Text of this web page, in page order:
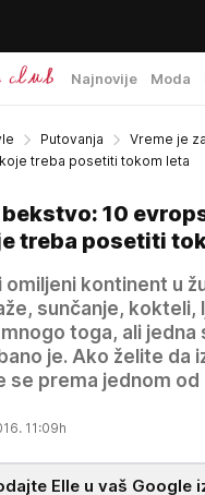
Najnovije Moda
Putovanja
Vreme je
treba posetiti tokom leta
bekstvo: 10
treba posetiti
omiljeni kontinent u
sunčanje, kokteli,
toga, ali jedna
je. Ako želite da
se prema jednom od
11:09h
Elle u vaš Google